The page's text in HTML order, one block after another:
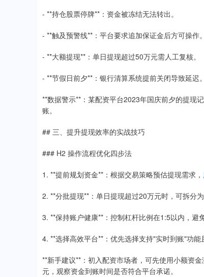
- **持仓股票停牌**：资金被冻结无法转出。
- **触及预警线**：平台要求追加保证金后方可操作。
- **大额提现**：单日提现超过50万元需人工复核。
- **节假日前夕**：银行清算系统提前关闭导致延迟。
**数据警示**：某配资平台2023年国庆前夕的提现
账。
## 三、提升提现效率的实战技巧
### H2 操作流程优化四步法
1. **提前规划资金**：根据交易策略预估提现需求，
2. **分批提现**：单日提现超过20万元时，可拆分
3. **保持账户健康**：控制杠杆比例在1:5以内，避
4. **选择高效平台**：优先选择支持"实时到账"功能
**新手建议**：初入配资市场者，可先使用小额资
元，观察资金到账时间是否符合平台承诺。